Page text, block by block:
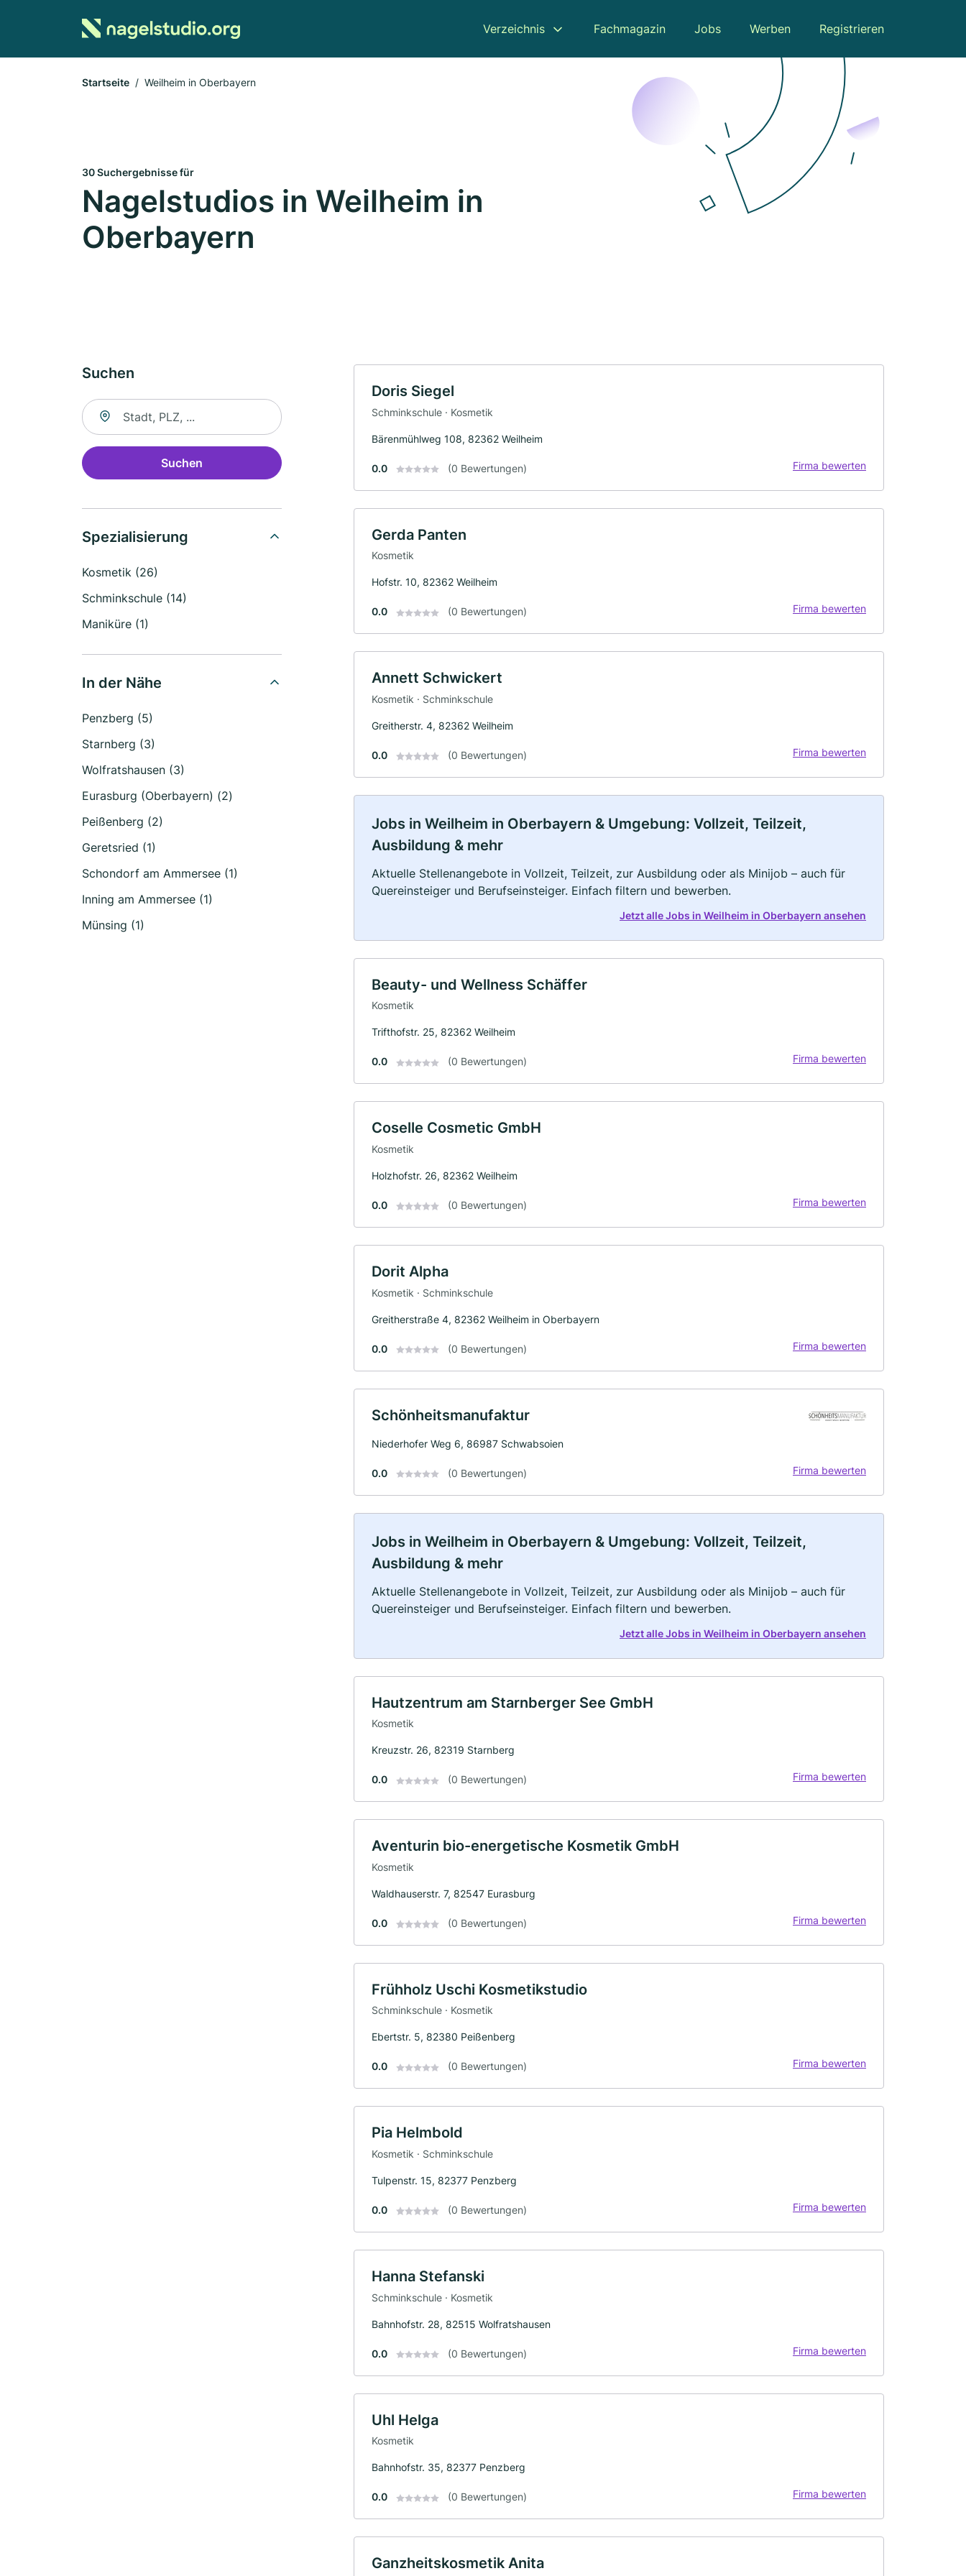
Verzeichnis Fachmagazin Jobs Werben Registrieren
Startseite Weilheim in Oberbayern
30 Suchergebnisse für
Nagelstudios in Weilheim in
Oberbayern
Suchen
Suche nach Ort
Suchen
Spezialisierung
Kosmetik (26)
Schminkschule (14)
Maniküre (1)
In der Nähe
Penzberg (5)
Starnberg (3)
Wolfratshausen (3)
Eurasburg (Oberbayern) (2)
Peißenberg (2)
Geretsried (1)
Schondorf am Ammersee (1)
Inning am Ammersee (1)
Münsing (1)
Doris Siegel
Schminkschule · Kosmetik
Bärenmühlweg 108, 82362 Weilheim
0.0 (0 Bewertungen) Firma bewerten
Gerda Panten
Kosmetik
Hofstr. 10, 82362 Weilheim
0.0 (0 Bewertungen) Firma bewerten
Annett Schwickert
Kosmetik · Schminkschule
Greitherstr. 4, 82362 Weilheim
0.0 (0 Bewertungen) Firma bewerten
Jobs in Weilheim in Oberbayern & Umgebung: Vollzeit, Teilzeit,
Ausbildung & mehr
Aktuelle Stellenangebote in Vollzeit, Teilzeit, zur Ausbildung oder als Minijob – auch für
Quereinsteiger und Berufseinsteiger. Einfach filtern und bewerben.
Jetzt alle Jobs in Weilheim in Oberbayern ansehen
Beauty- und Wellness Schäffer
Kosmetik
Trifthofstr. 25, 82362 Weilheim
0.0 (0 Bewertungen) Firma bewerten
Coselle Cosmetic GmbH
Kosmetik
Holzhofstr. 26, 82362 Weilheim
0.0 (0 Bewertungen) Firma bewerten
Dorit Alpha
Kosmetik · Schminkschule
Greitherstraße 4, 82362 Weilheim in Oberbayern
0.0 (0 Bewertungen) Firma bewerten
Schönheitsmanufaktur
Niederhofer Weg 6, 86987 Schwabsoien
0.0 (0 Bewertungen) Firma bewerten
Jobs in Weilheim in Oberbayern & Umgebung: Vollzeit, Teilzeit,
Ausbildung & mehr
Aktuelle Stellenangebote in Vollzeit, Teilzeit, zur Ausbildung oder als Minijob – auch für
Quereinsteiger und Berufseinsteiger. Einfach filtern und bewerben.
Jetzt alle Jobs in Weilheim in Oberbayern ansehen
Hautzentrum am Starnberger See GmbH
Kosmetik
Kreuzstr. 26, 82319 Starnberg
0.0 (0 Bewertungen) Firma bewerten
Aventurin bio-energetische Kosmetik GmbH
Kosmetik
Waldhauserstr. 7, 82547 Eurasburg
0.0 (0 Bewertungen) Firma bewerten
Frühholz Uschi Kosmetikstudio
Schminkschule · Kosmetik
Ebertstr. 5, 82380 Peißenberg
0.0 (0 Bewertungen) Firma bewerten
Pia Helmbold
Kosmetik · Schminkschule
Tulpenstr. 15, 82377 Penzberg
0.0 (0 Bewertungen) Firma bewerten
Hanna Stefanski
Schminkschule · Kosmetik
Bahnhofstr. 28, 82515 Wolfratshausen
0.0 (0 Bewertungen) Firma bewerten
Uhl Helga
Kosmetik
Bahnhofstr. 35, 82377 Penzberg
0.0 (0 Bewertungen) Firma bewerten
Ganzheitskosmetik Anita